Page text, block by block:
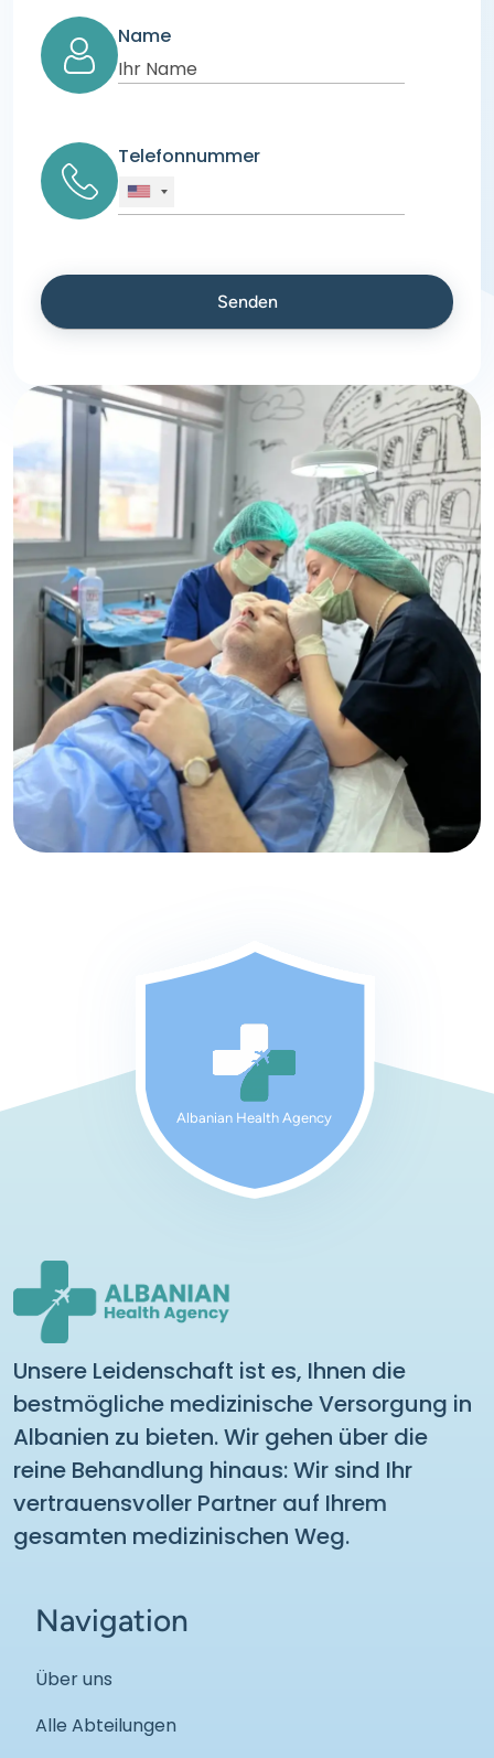
Name
Telefonnummer
Albanian Health Agency
Unsere Leidenschaft ist es, Ihnen die
bestmögliche medizinische Versorgung in
Albanien zu bieten. Wir gehen über die
reine Behandlung hinaus: Wir sind Ihr
vertrauensvoller Partner auf Ihrem
gesamten medizinischen Weg.
Navigation
Über uns
Alle Abteilungen